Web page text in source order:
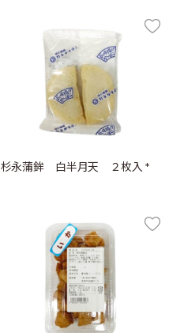
杉永蒲鉾 白半月天 ２枚入 *